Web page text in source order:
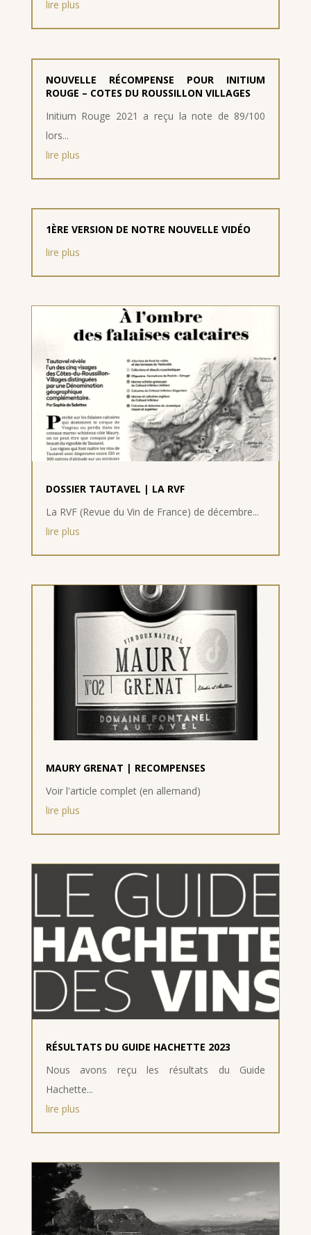
lire plus
NOUVELLE RÉCOMPENSE POUR INITIUM
ROUGE – COTES DU ROUSSILLON VILLAGES
Initium Rouge 2021 a reçu la note de 89/100
lors...
lire plus
1ÈRE VERSION DE NOTRE NOUVELLE VIDÉO
lire plus
DOSSIER TAUTAVEL | LA RVF
La RVF (Revue du Vin de France) de décembre...
lire plus
MAURY GRENAT | RECOMPENSES
Voir l'article complet (en allemand)
lire plus
RÉSULTATS DU GUIDE HACHETTE 2023
Nous avons reçu les résultats du Guide
Hachette...
lire plus